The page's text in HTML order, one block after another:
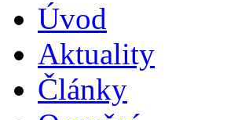
Úvod
Aktuality
Články